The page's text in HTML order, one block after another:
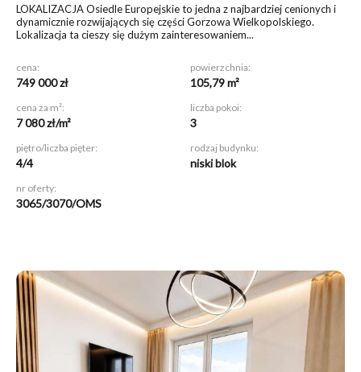
LOKALIZACJA Osiedle Europejskie to jedna z najbardziej cenionych i
dynamicznie rozwijających się części Gorzowa Wielkopolskiego.
Lokalizacja ta cieszy się dużym zainteresowaniem...
cena:
749 000 zł
powierzchnia:
105,79 m²
cena za m²:
7 080 zł/m²
liczba pokoi:
3
piętro/liczba pięter:
4/4
rodzaj budynku:
niski blok
nr oferty:
3065/3070/OMS